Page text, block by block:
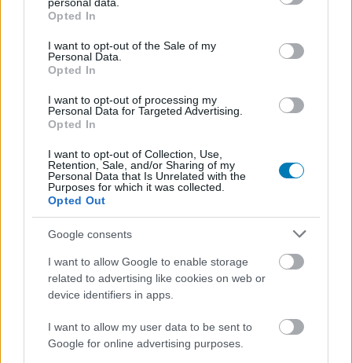
grant or deny consent to Google and its third-party tags to
use your data for below specified purposes in below Google
consent section.
Opted In
I want to opt-out of the Sale of my
Personal Data.
Opted In
I want to opt-out of processing my
Personal Data for Targeted Advertising.
Opted In
I want to opt-out of Collection, Use,
Retention, Sale, and/or Sharing of my
Personal Data that Is Unrelated with the
Purposes for which it was collected.
Opted Out
Google consents
I want to allow Google to enable storage
related to advertising like cookies on web or
device identifiers in apps.
I want to allow my user data to be sent to
Google for online advertising purposes.
Feliratkozom
SMASH by Meló-Diák: Homok, zene és a nyár legjobb
hangulata – Jön a második forduló! (X)
sorozat.
#hbo max
#streaming